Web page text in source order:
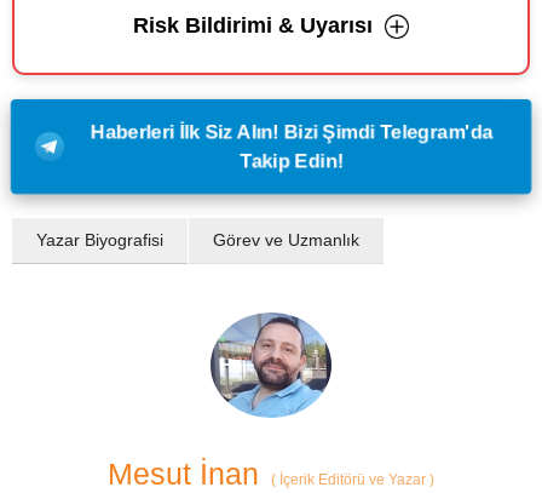
Risk Bildirimi & Uyarısı
Haberleri İlk Siz Alın! Bizi Şimdi Telegram'da
Takip Edin!
Yazar Biyografisi Görev ve Uzmanlık
Mesut İnan ( İçerik Editörü ve Yazar )